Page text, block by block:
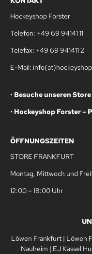
Hockeyshop Forster
Telefon: +49 69 94141 11
Telefax: +49 69 941411 2
E-Mail:
• Besuche unseren
• Hockeyshop Forster –
ÖFFNUNGSZEITEN
STORE FRANKFURT
Montag, Mittwoch und
12:00 – 18:00 Uhr
Löwen Frankfurt | Löwen
Nauheim | EJ Kassel